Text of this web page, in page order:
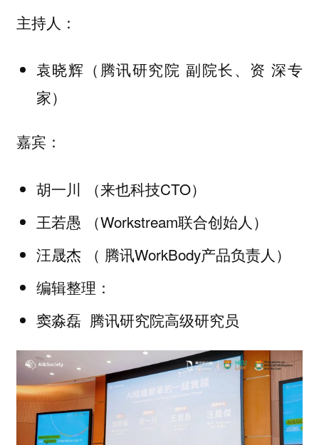
主持人：
袁晓辉 （腾讯研究院 副院长、资 深专
家）
嘉宾：
胡一川 （来也科技CTO）
王若愚 （Workstream联合创始人）
汪晟杰（ 腾讯WorkBody产品负责人）
编辑整理：
窦淼磊 腾讯研究院高级研究员